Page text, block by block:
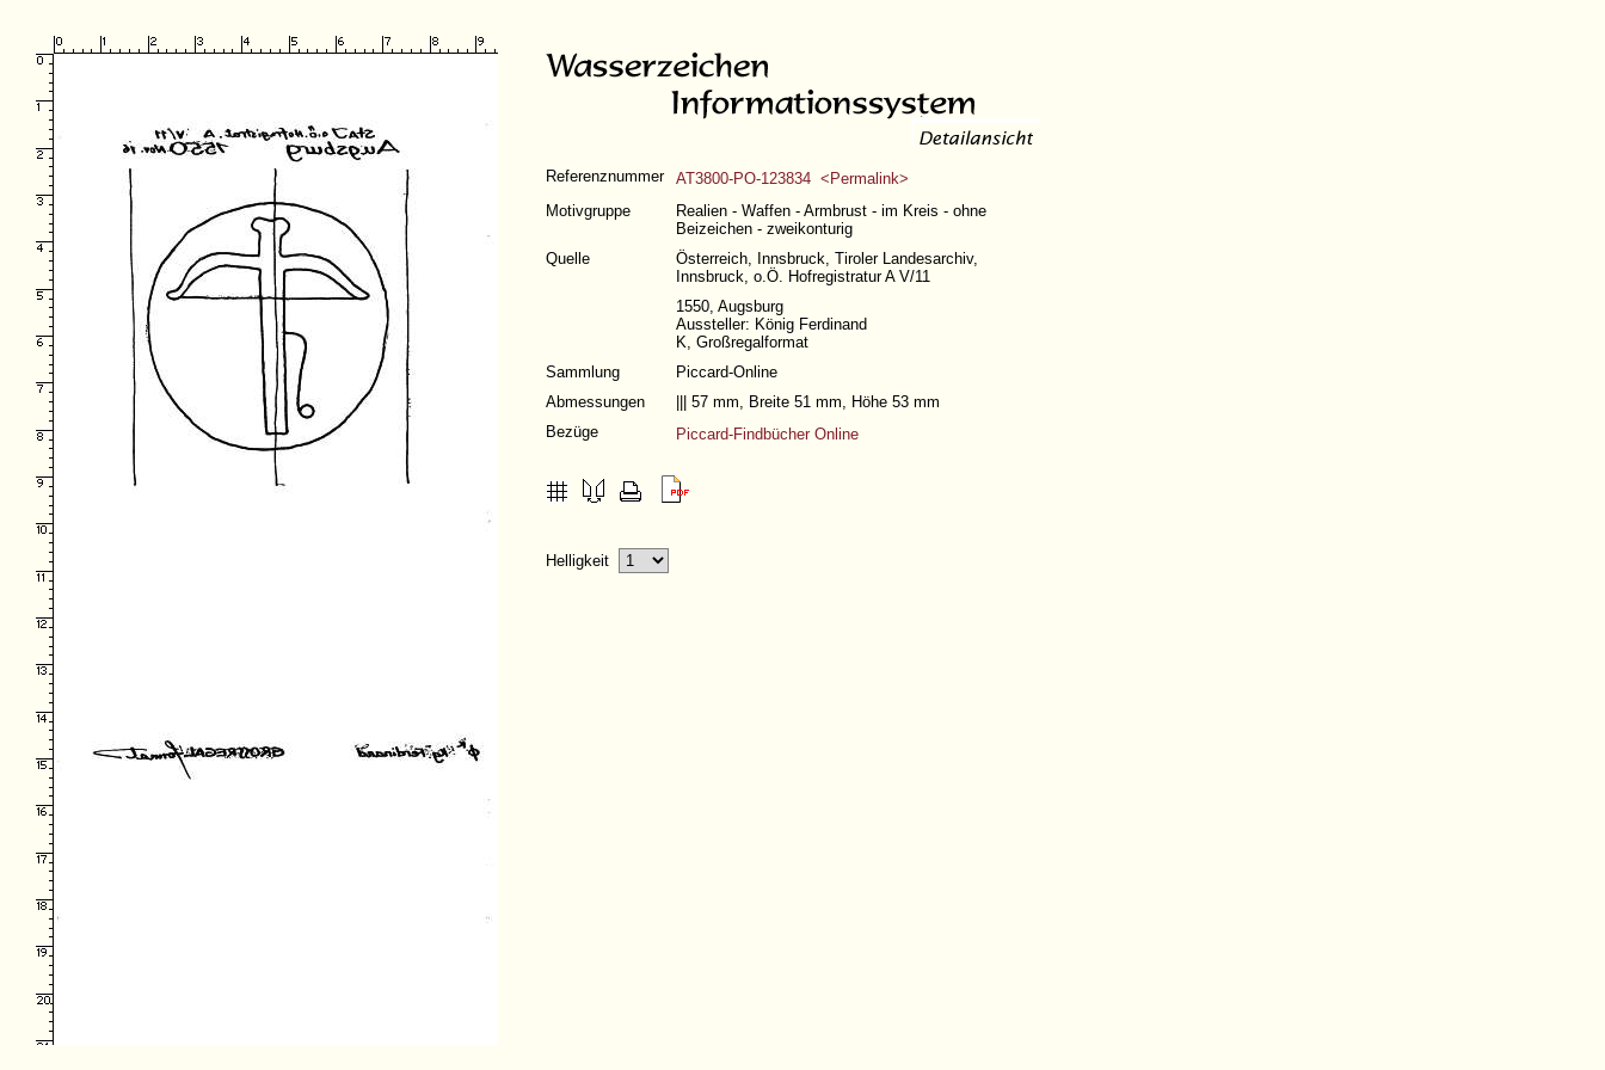
Referenznummer
AT3800-PO-123834 <Permalink>
Motivgruppe
Realien - Waffen - Armbrust - im Kreis - ohne
Beizeichen - zweikonturig
Quelle
Österreich, Innsbruck, Tiroler Landesarchiv,
Innsbruck, o.Ö. Hofregistratur A V/11
1550, Augsburg
Aussteller: König Ferdinand
K, Großregalformat
Sammlung
Piccard-Online
Abmessungen
||| 57 mm, Breite 51 mm, Höhe 53 mm
Bezüge
Piccard-Findbücher Online
Helligkeit